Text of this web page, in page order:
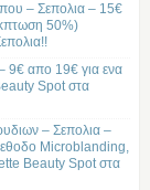
– Σεπολια – 15€
50%)
9€ απο 19€ για ενα
Spot στα
– Σεπολια –
Microblanding,
Beauty Spot στα